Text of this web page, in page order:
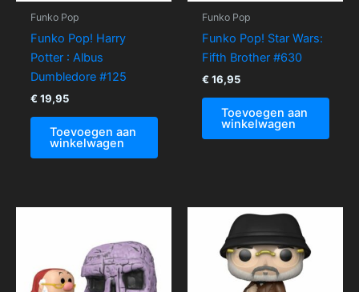
Funko Pop
Funko Pop! Harry
Potter : Albus
Dumbledore #125
€ 19,95
Toevoegen aan
winkelwagen
Funko Pop
Funko Pop! Star Wars:
Fifth Brother #630
€ 16,95
Toevoegen aan
winkelwagen